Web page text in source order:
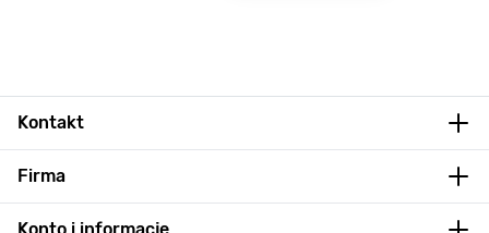
Kontakt
Firma